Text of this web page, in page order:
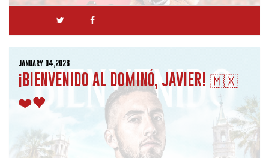
January 04,2026
¡BIENVENIDO AL DOMINÓ, JAVIER! 🇲🇽
❤️🖤